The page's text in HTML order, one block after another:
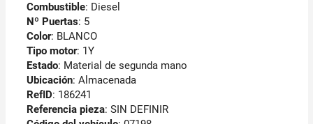
Combustible: Diesel
Nº Puertas: 5
Color: BLANCO
Tipo motor: 1Y
Estado: Material de segunda mano
Ubicación: Almacenada
RefID: 186241
Referencia pieza: SIN DEFINIR